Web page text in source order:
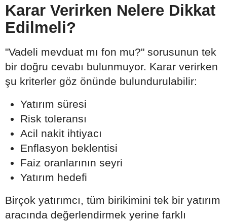
Karar Verirken Nelere Dikkat
Edilmeli?
"Vadeli mevduat mı fon mu?" sorusunun tek
bir doğru cevabı bulunmuyor. Karar verirken
şu kriterler göz önünde bulundurulabilir:
Yatırım süresi
Risk toleransı
Acil nakit ihtiyacı
Enflasyon beklentisi
Faiz oranlarının seyri
Yatırım hedefi
Birçok yatırımcı, tüm birikimini tek bir yatırım
aracında değerlendirmek yerine farklı